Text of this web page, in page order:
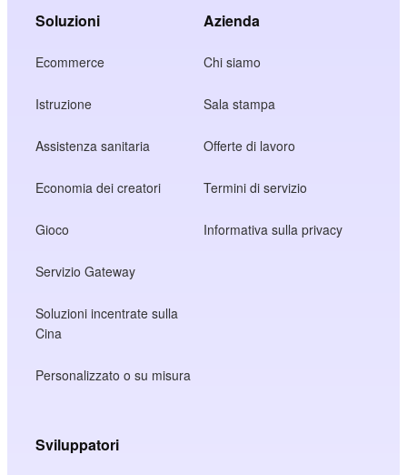
Soluzioni
Ecommerce
Istruzione
Assistenza sanitaria
Economia dei creatori
Gioco
Servizio Gateway
Soluzioni incentrate sulla
Cina
Personalizzato o su misura
Azienda
Chi siamo
Sala stampa
Offerte di lavoro
Termini di servizio
Informativa sulla privacy
Sviluppatori